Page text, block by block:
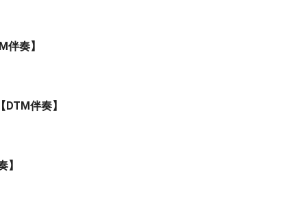
奏】
伴奏】